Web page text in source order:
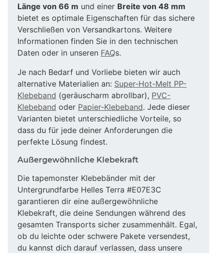
Länge von 66 m und einer Breite von 48 mm
bietet es optimale Eigenschaften für das sichere
Verschließen von Versandkartons. Weitere
Informationen finden Sie in den technischen
Daten oder in unseren FAQs.
Je nach Bedarf und Vorliebe bieten wir auch
alternative Materialien an: Super-Hot-Melt PP-
Klebeband (geräuscharm abrollbar), PVC-
Klebeband oder Papier-Klebeband. Jede dieser
Varianten bietet unterschiedliche Vorteile, so
dass du für jede deiner Anforderungen die
perfekte Lösung findest.
Außergewöhnliche Klebekraft
Die tapemonster Klebebänder mit der
Untergrundfarbe Helles Terra #E07E3C
garantieren dir eine außergewöhnliche
Klebekraft, die deine Sendungen während des
gesamten Transports sicher zusammenhält. Egal,
ob du leichte oder schwere Pakete versendest,
du kannst dich darauf verlassen, dass unsere